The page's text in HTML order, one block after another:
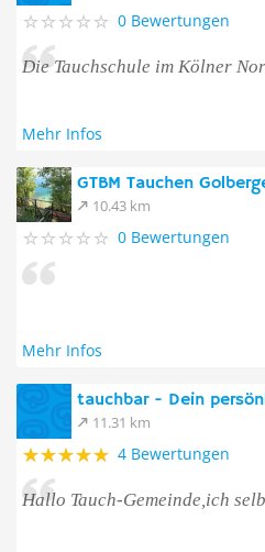
0 Bewertungen
Die Tauchschule im Kölner
Mehr Infos
GTBM Tauchen
10.43 km
0 Bewertungen
Mehr Infos
tauchbar - Dein
11.31 km
4 Bewertungen
Hallo Tauch-Gemeinde,ich